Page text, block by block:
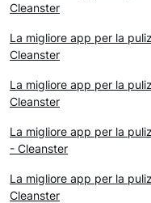
Cleanster
La migliore app per la
Cleanster
La migliore app per la
Cleanster
La migliore app per la
- Cleanster
La migliore app per la
Cleanster